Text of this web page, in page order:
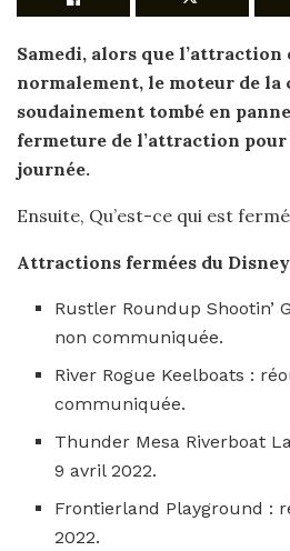
Samedi, alors que l’attraction
normalement, le moteur de la
soudainement tombé en
fermeture de l’attraction
journée.
Ensuite, Qu’est-ce qui est
Attractions fermées du
Rustler Roundup Shootin’
non communiquée.
River Rogue Keelboats :
communiquée.
Thunder Mesa Riverboat
9 avril 2022.
Frontierland Playground :
2022.